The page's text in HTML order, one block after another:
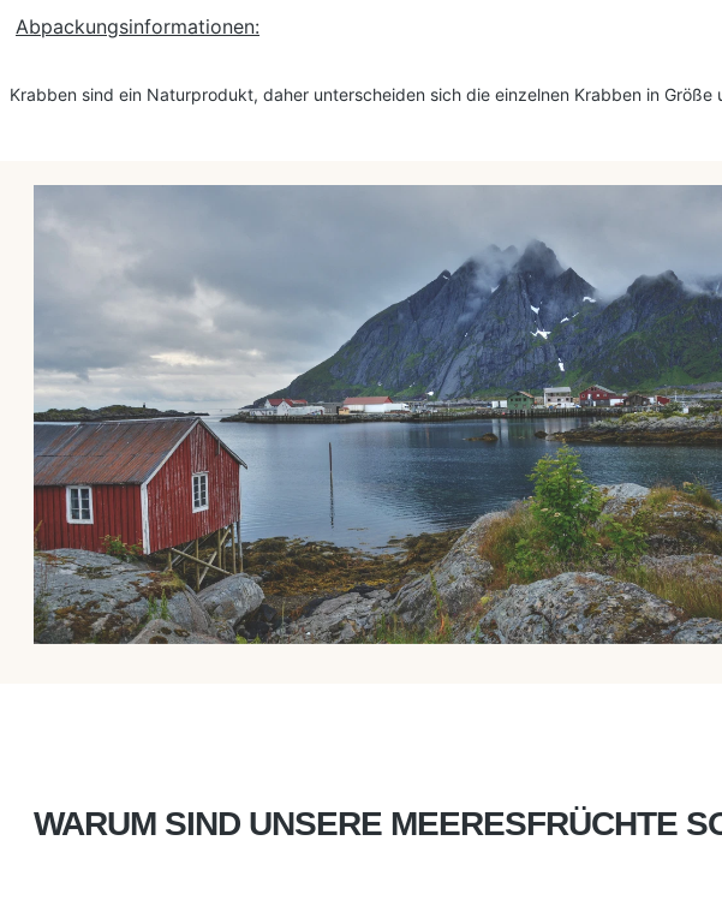
Abpackungsinformationen:
Krabben sind ein Naturprodukt, daher unterscheiden sich die einzelnen Krabben in
WARUM SIND UNSERE MEERESFRÜCHTE